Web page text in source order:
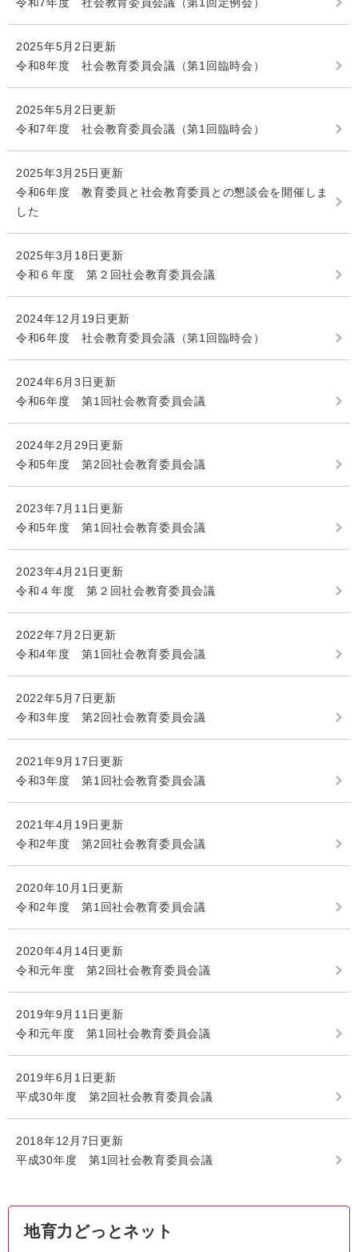
2025年5月2日更新
令和8年度 社会教育委員会議（第1回臨時会）
2025年5月2日更新
令和7年度 社会教育委員会議（第1回臨時会）
2025年3月25日更新
令和6年度 教育委員と社会教育委員との懇談会を開催しま
した
2025年3月18日更新
令和６年度 第２回社会教育委員会議
2024年12月19日更新
令和6年度 社会教育委員会議（第1回臨時会）
2024年6月3日更新
令和6年度 第1回社会教育委員会議
2024年2月29日更新
令和5年度 第2回社会教育委員会議
2023年7月11日更新
令和5年度 第1回社会教育委員会議
2023年4月21日更新
令和４年度 第２回社会教育委員会議
2022年7月2日更新
令和4年度 第1回社会教育委員会議
2022年5月7日更新
令和3年度 第2回社会教育委員会議
2021年9月17日更新
令和3年度 第1回社会教育委員会議
2021年4月19日更新
令和2年度 第2回社会教育委員会議
2020年10月1日更新
令和2年度 第1回社会教育委員会議
2020年4月14日更新
令和元年度 第2回社会教育委員会議
2019年9月11日更新
令和元年度 第1回社会教育委員会議
2019年6月1日更新
平成30年度 第2回社会教育委員会議
2018年12月7日更新
平成30年度 第1回社会教育委員会議
地育力どっとネット